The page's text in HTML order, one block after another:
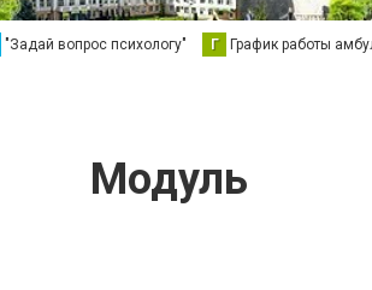
"Задай вопрос психологу" Г График работы
Модуль